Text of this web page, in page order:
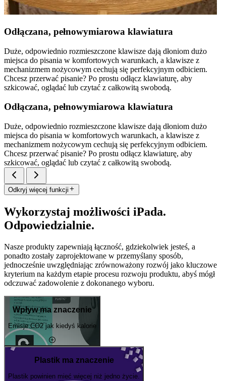
Odłączana, pełnowymiarowa klawiatura
Duże, odpowiednio rozmieszczone klawisze dają dłoniom dużo
miejsca do pisania w komfortowych warunkach, a klawisze z
mechanizmem nożycowym cechują się perfekcyjnym odbiciem.
Chcesz przerwać pisanie? Po prostu odłącz klawiaturę, aby
szkicować, oglądać lub czytać z całkowitą swobodą.
Odłączana, pełnowymiarowa klawiatura
Duże, odpowiednio rozmieszczone klawisze dają dłoniom dużo
miejsca do pisania w komfortowych warunkach, a klawisze z
mechanizmem nożycowym cechują się perfekcyjnym odbiciem.
Chcesz przerwać pisanie? Po prostu odłącz klawiaturę, aby
szkicować, oglądać lub czytać z całkowitą swobodą.
Odkryj więcej funkcji
Wykorzystaj możliwości iPada.
Odpowiedzialnie.
Nasze produkty zapewniają łączność, gdziekolwiek jesteś, a
ponadto zostały zaprojektowane w przemyślany sposób,
jednocześnie uwzględniając zrównoważony rozwój jako kluczowe
kryterium na każdym etapie procesu rozwoju produktu, abyś mógł
odczuwać zadowolenie z dokonanego wyboru.
Wpływ ma znaczenie
Emisje CO2 jak kiedyś kalorie
Plastik ma znaczenie
Plastik powinien mieć więcej niż jedno życie.